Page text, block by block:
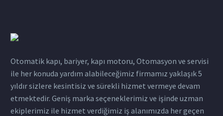
Otomatik kapı, bariyer, kapı motoru, Otomasyon ve servisi
ile her konuda yardım alabileceğimiz firmamız yaklaşık 5
yıldır sizlere kesintisiz ve sürekli hizmet vermeye devam
etmektedir. Geniş marka seçeneklerimiz ve işinde uzman
ekiplerimiz ile hizmet verdiğimiz iş alanımızda her geçen